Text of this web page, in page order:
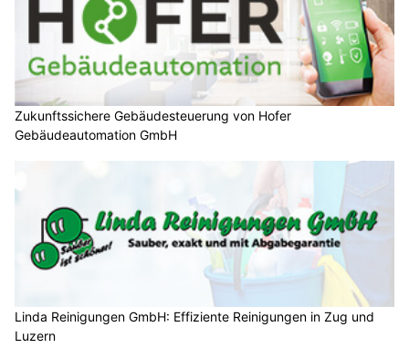
Zukunftssichere Gebäudesteuerung von Hofer
Gebäudeautomation GmbH
Linda Reinigungen GmbH: Effiziente Reinigungen in Zug und
Luzern